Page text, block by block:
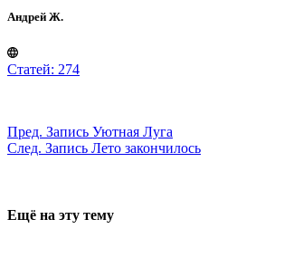
Андрей Ж.
Статей: 274
Пред. Запись Уютная Луга
След. Запись Лето закончилось
Ещё на эту тему